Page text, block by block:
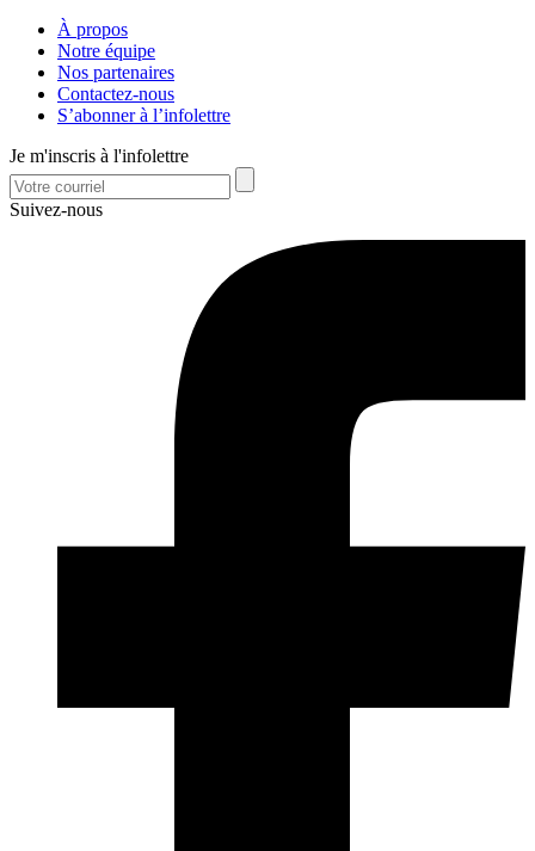
À propos
Notre équipe
Nos partenaires
Contactez-nous
S’abonner à l’infolettre
Je m'inscris à l'infolettre
Suivez-nous